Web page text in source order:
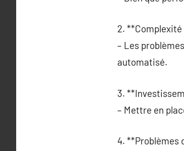
2.
– Les
automatisé.
3.
– Mettre en
4. **Problèmes